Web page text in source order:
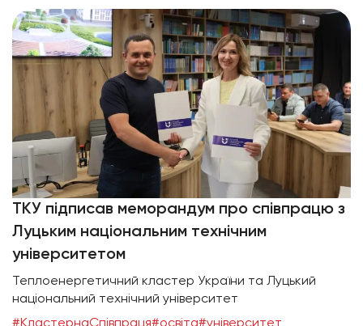
ТКУ підписав меморандум про співпрацю з
Луцьким національним технічним
університетом
Теплоенергетичний кластер України та Луцький
національний технічний університет